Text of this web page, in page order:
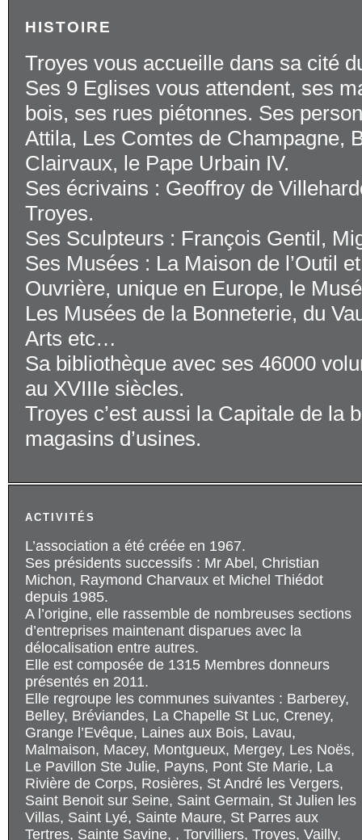
HISTOIRE
Troyes vous accueille dans sa cité
Ses 9 Eglises vous attendent, ses
bois, ses rues piétonnes. Ses
Attila, Les Comtes de Champagne,
Clairvaux, le Pape Urbain IV.
Ses écrivains : Geoffroy de
Troyes.
Ses Sculpteurs : François Gentil,
Ses Musées : La Maison de l’Outil
Ouvrière, unique en Europe, le
Les Musées de la Bonneterie, du
Arts etc…
Sa bibliothèque avec ses 46000
au XVIIIe siècles.
Troyes c’est aussi la Capitale de la
magasins d’usines.
ACTIVITÉS
L’association a été créée en 1967.
Ses présidents successifs : Mr Abel, Christian
Michon, Raymond Charvaux et Michel Thiédot
depuis 1985.
A l’origine, elle rassemble de nombreuses sections
d’entreprises maintenant disparues avec la
délocalisation entre autres.
Elle est composée de 1315 Membres donneurs
présentés en 2011.
Elle regroupe les communes suivantes : Barberey,
Belley, Bréviandes, La Chapelle St Luc, Creney,
Grange l’Evêque, Laines aux Bois, Lavau,
Malmaison, Macey, Montgueux, Mergey, Les Noës,
Le Pavillon Ste Julie, Payns, Pont Ste Marie, La
Rivière de Corps, Rosières, St André les Vergers,
Saint Benoit sur Seine, Saint Germain, St Julien les
Villas, Saint Lyé, Sainte Maure, St Parres aux
Tertres, Sainte Savine, , Torvilliers, Troyes, Vailly,